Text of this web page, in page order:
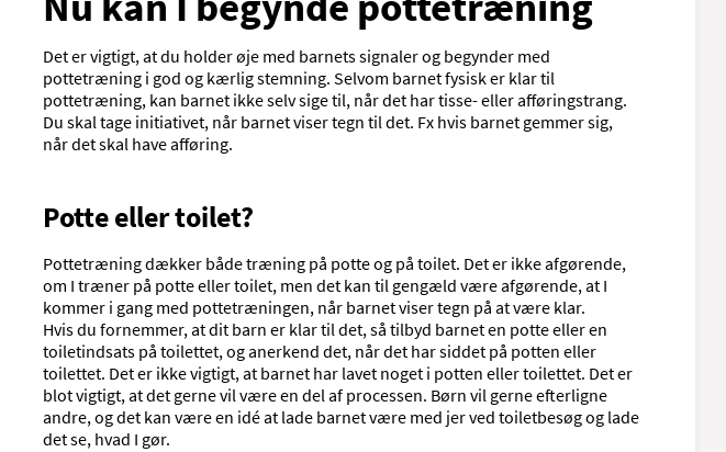
Det er vigtigt, at du holder øje med barnets signaler og begynder med
pottetræning i god og kærlig stemning. Selvom barnet fysisk er klar til
pottetræning, kan barnet ikke selv sige til, når det har tisse- eller afføringstrang.
Du skal tage initiativet, når barnet viser tegn til det. Fx hvis barnet gemmer sig,
når det skal have afføring.
Potte eller toilet?
Pottetræning dækker både træning på potte og på toilet. Det er ikke afgørende,
om I træner på potte eller toilet, men det kan til gengæld være afgørende, at I
kommer i gang med pottetræningen, når barnet viser tegn på at være klar.
Hvis du fornemmer, at dit barn er klar til det, så tilbyd barnet en potte eller en
toiletindsats på toilettet, og anerkend det, når det har siddet på potten eller
toilettet. Det er ikke vigtigt, at barnet har lavet noget i potten eller toilettet. Det er
blot vigtigt, at det gerne vil være en del af processen. Børn vil gerne efterligne
andre, og det kan være en idé at lade barnet være med jer ved toiletbesøg og lade
det se, hvad I gør.